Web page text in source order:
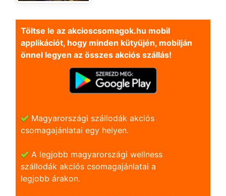
Töltse le az akcioscsomagok.hu mobil
applikációt, hogy minden kütyüjén, mobilján
önnel legyen az összes akciós szállás!
Magyarországi szállodák akciós
csomagajánlatai egy helyen.
A legjobb magyarországi wellness
szállodák akciós csomagajánlatai a
legjobb árakon.